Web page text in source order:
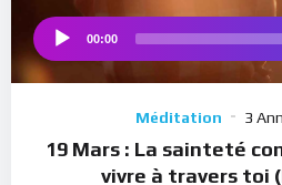
Audio
00:00
Méditation 3
19 Mars : La sainteté
vivre à travers toi